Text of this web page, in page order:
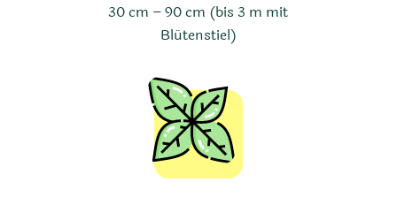
30 cm – 90 cm (bis 3 m mit
Blütenstiel)